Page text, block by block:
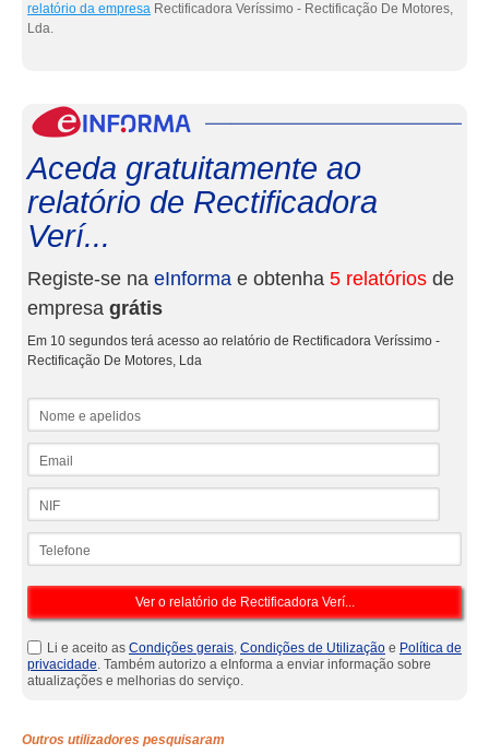
relatório da empresa Rectificadora Veríssimo - Rectificação De Motores,
Lda.
Aceda gratuitamente ao
relatório de Rectificadora
Verí...
Registe-se na eInforma e obtenha 5 relatórios de
empresa grátis
Em 10 segundos terá acesso ao relatório de Rectificadora Veríssimo -
Rectificação De Motores, Lda
Li e aceito as Condições gerais, Condições de Utilização e Política de
privacidade. Também autorizo a eInforma a enviar informação sobre
atualizações e melhorias do serviço.
Outros utilizadores pesquisaram